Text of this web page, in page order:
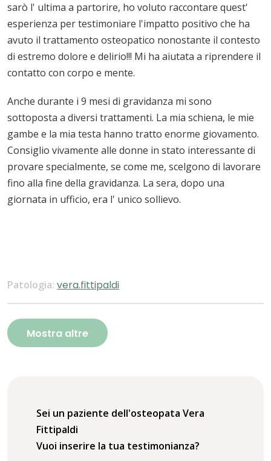
sarò l' ultima a partorire, ho voluto raccontare quest'
esperienza per testimoniare l'impatto positivo che ha
avuto il trattamento osteopatico nonostante il contesto
di estremo dolore e delirio!!! Mi ha aiutata a riprendere il
contatto con corpo e mente.
Anche durante i 9 mesi di gravidanza mi sono
sottoposta a diversi trattamenti. La mia schiena, le mie
gambe e la mia testa hanno tratto enorme giovamento.
Consiglio vivamente alle donne in stato interessante di
provare specialmente, se come me, scelgono di lavorare
fino alla fine della gravidanza. La sera, dopo una
giornata in ufficio, era l' unico sollievo.
Patologia: vera.fittipaldi
Mostra altre
Sei un paziente dell'osteopata Vera
Fittipaldi
Vuoi inserire la tua testimonianza?